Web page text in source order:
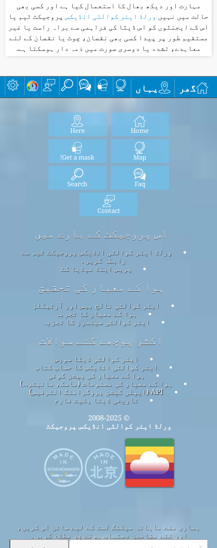
مہارت اور دیکھ بھال کا استعمال کیا ہے اور کسی بھی
حالت میں نہیں ورلڈ ایئر کوالٹی انڈیکس پروجیکٹ ٹیم یا
اس کے ایجنٹوں کو اس ڈیٹا کی فراہمی سے براہ راست یا غیر
مستقیم طور پر پیدا کسی بھی نقصان، چوٹ یا نقصان کے لئے
معاہدے، تشدد یا دوسری صورت میں ذمہ دار ہوسکتا ہے.
گھر یہاں
Home
Here
Map
Get a mask!
Faq
Search
Contact
اس پروجیکٹ کے بارے میں
ورلڈ ایئر کوالٹی انڈیکس پروجیکٹ ٹیم سے
رابطہ کریں۔
پریس اینڈ میڈیا کٹ
ہوا کے معیار کی تحقیق
ایئر کوالٹی نالج بیس اور آرٹیکلز
ہوا کے معیار کا تجربہ
ایئر کوالٹی سینسرز کا تجزیہ
اکثر پوچھے گئے سوالات
ایئر کوالٹی ڈیٹا سورس
ایئر کوالٹی انڈیکس کا حساب کتاب
ہوا کے معیار کی پیشن گوئی
ہوا کے معیار کی مصنوعات (ماسک، مانیٹر…)
API (ایپلی کیشن پروگرامنگ انٹرفیس)
تاریخی ڈیٹا پلیٹ فارم
© 2008-2025
ورلڈ ایئر کوالٹی انڈیکس پروجیکٹ
ہماری مفت ماہانہ میلنگ لسٹ کے لیے سائن اپ کریں،
اور نئے مضامین دستیاب ہونے پر مطلع کریں۔